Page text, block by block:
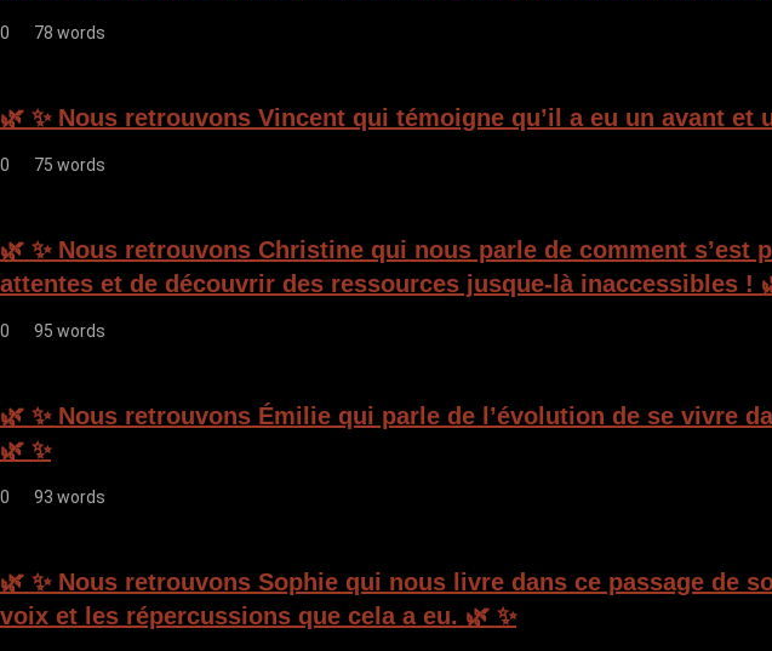
0 78 words
🌿 ✨ Nous retrouvons Vincent qui témoigne qu’il a eu un avant
0 75 words
🌿 ✨ Nous retrouvons Christine qui nous parle de comment s’est
attentes et de découvrir des ressources jusque-là inaccessibles !
0 95 words
🌿 ✨ Nous retrouvons Émilie qui parle de l’évolution de se vivre
🌿 ✨
0 93 words
🌿 ✨ Nous retrouvons Sophie qui nous livre dans ce passage de
voix et les répercussions que cela a eu. 🌿 ✨